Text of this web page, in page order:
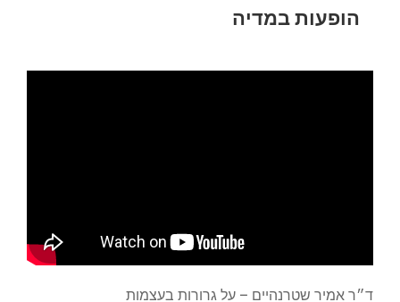
הופעות במדיה
ד״ר אמיר שטרנהיים – על גרורות בעצמות